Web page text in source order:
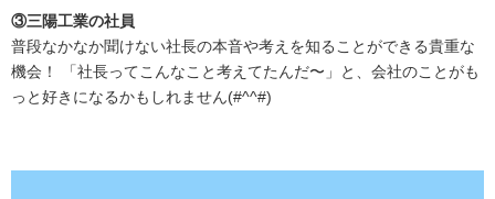
③三陽工業の社員
普段なかなか聞けない社長の本音や考えを知ることができる貴重な
機会！ 「社長ってこんなこと考えてたんだ〜」と、会社のことがも
っと好きになるかもしれません(#^^#)